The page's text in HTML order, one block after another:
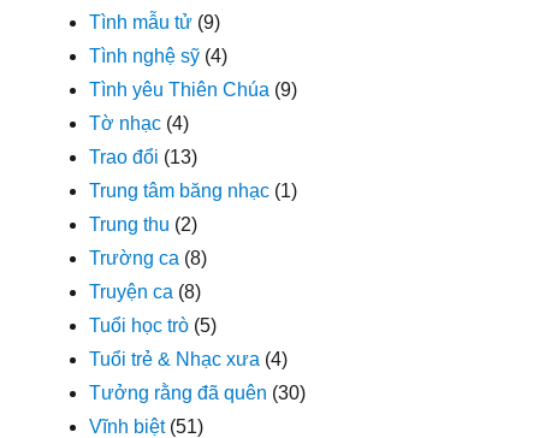
Tình mẫu tử (9)
Tình nghệ sỹ (4)
Tình yêu Thiên Chúa (9)
Tờ nhạc (4)
Trao đổi (13)
Trung tâm băng nhạc (1)
Trung thu (2)
Trường ca (8)
Truyện ca (8)
Tuổi học trò (5)
Tuổi trẻ & Nhạc xưa (4)
Tưởng rằng đã quên (30)
Vĩnh biệt(51)